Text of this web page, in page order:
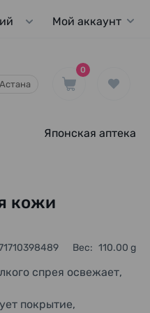
Астана
0
Мой аккаунт
Японская аптека
кожи
Вес: 110.00 g
спрея освежает,
покрытие,